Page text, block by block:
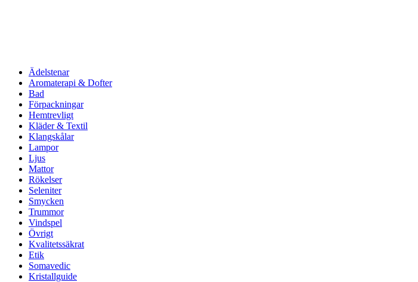
Ädelstenar
Aromaterapi & Dofter
Bad
Förpackningar
Hemtrevligt
Kläder & Textil
Klangskålar
Lampor
Ljus
Mattor
Rökelser
Seleniter
Smycken
Trummor
Vindspel
Övrigt
Kvalitetssäkrat
Etik
Somavedic
Kristallguide